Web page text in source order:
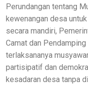
Perundangan tentang
kewenangan desa
secara mandiri,
Camat dan
terlaksananya
partisipatif dan
kesadaran desa tanpa